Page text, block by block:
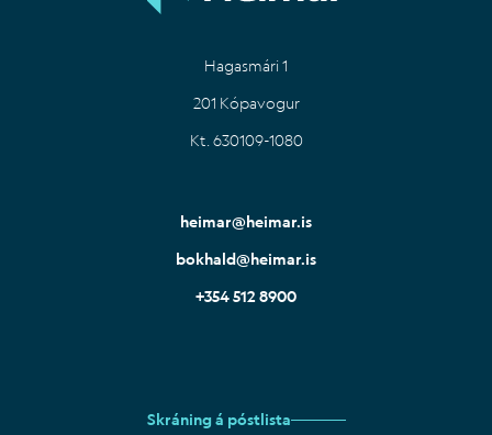
Hagasmári 1
201 Kópavogur
Kt. 630109-1080
heimar@heimar.is
bokhald@heimar.is
+354 512 8900
Skráning á póstlista